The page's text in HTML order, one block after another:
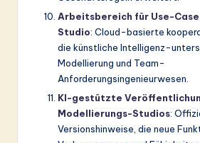
Arbeitsbereich für Use-
Studio: Cloud-basierte
die künstliche Intelligenz-
Modellierung und Team-
Anforderungsingenieurwesen.
KI-gestützte
Modellierungs-Studios:
Versionshinweise, die neue